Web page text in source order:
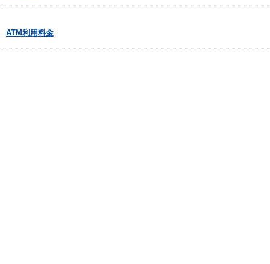
ATM利用料金